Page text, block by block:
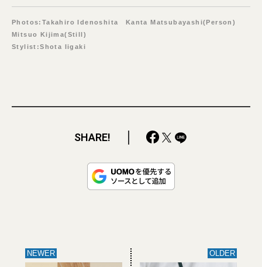
Photos:Takahiro Idenoshita Kanta Matsubayashi(Person)
Mitsuo Kijima(Still)
Stylist:Shota Iigaki
SHARE!
NEWER OLDER